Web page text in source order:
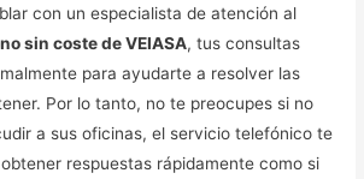
con un especialista de atención al
sin coste de VEIASA, tus consultas
para ayudarte a resolver las
Por lo tanto, no te preocupes si no
a sus oficinas, el servicio telefónico te
respuestas rápidamente como si